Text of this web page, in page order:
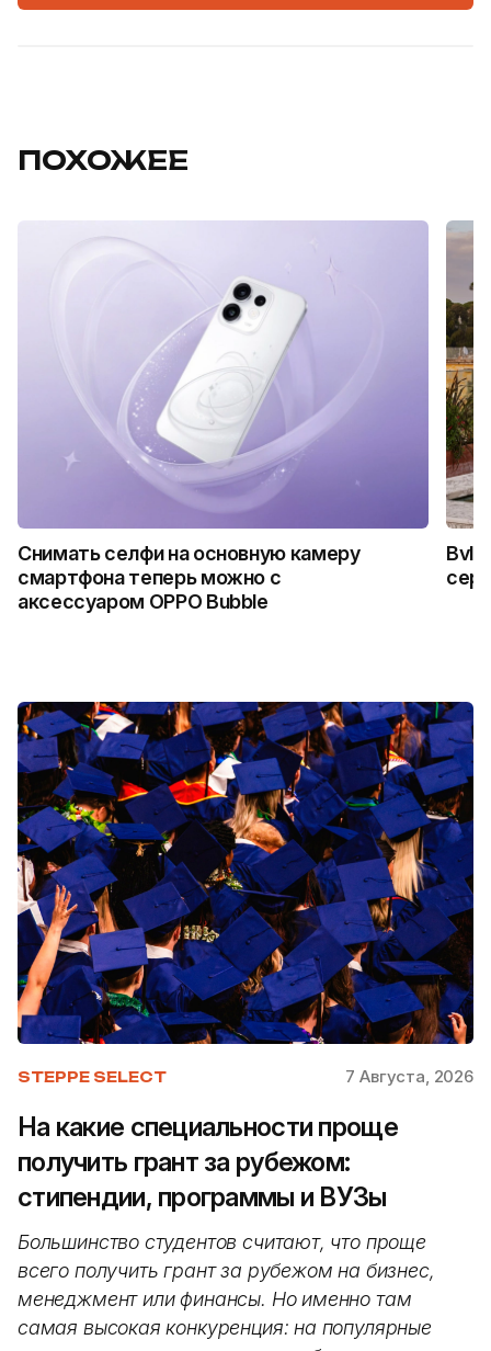
ПОХОЖЕЕ
Снимать селфи на основную камеру
смартфона теперь можно с
аксессуаром OPPO Bubble
STEPPE SELECT 7 Августа, 2026
На какие специальности проще
получить грант за рубежом:
стипендии, программы и ВУЗы
Большинство студентов считают, что проще
всего получить грант за рубежом на бизнес,
менеджмент или финансы. Но именно там
самая высокая конкуренция: на популярные